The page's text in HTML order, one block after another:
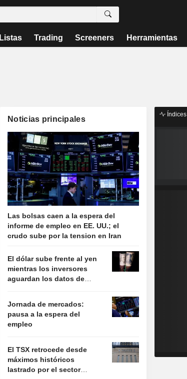
Listas Trading Screeners Herramientas
Noticias principales
Las bolsas caen a la espera del
informe de empleo en EE. UU.; el
crudo sube por la tension en Iran
El dólar sube frente al yen
mientras los inversores
aguardan los datos de
Jornada de mercados:
pausa a la espera del
empleo
El TSX retrocede desde
máximos históricos
lastrado por el sector
Índices